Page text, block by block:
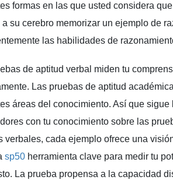
formas en las que usted considera
a su cerebro memorizar un ejemplo de
las habilidades de
de aptitud verbal miden tu
Las pruebas de aptitud
áreas del conocimiento. Así que
con tu conocimiento sobre las
verbales, cada ejemplo ofrece una
sp50 herramienta clave para medir tu
La prueba propensa a la capacidad